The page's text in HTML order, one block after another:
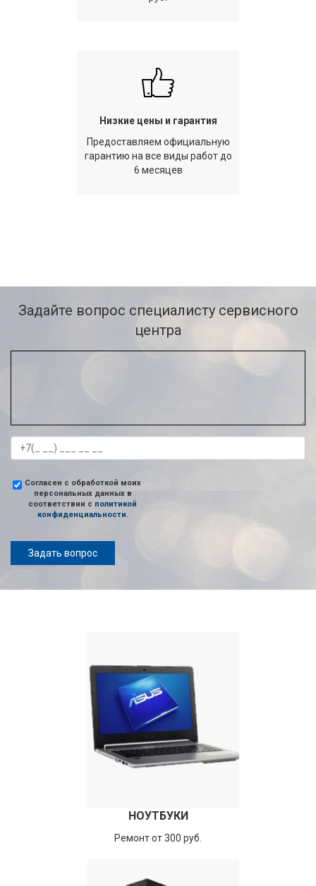
Низкие цены и гарантия
Предоставляем официальную
гарантию на все виды работ до
6 месяцев
Задайте вопрос специалисту сервисного
центра
Согласен с обработкой моих
персональных данных в
соответствии с политикой
конфиденциальности.
Задать вопрос
НОУТБУКИ
Ремонт от 300 руб.